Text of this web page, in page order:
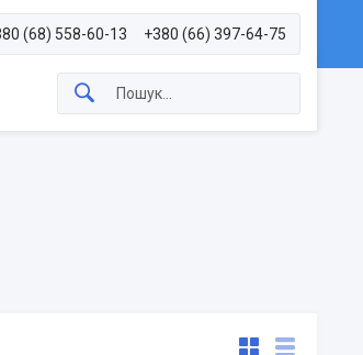
(68) 558-60-13 +380 (66) 397-64-75